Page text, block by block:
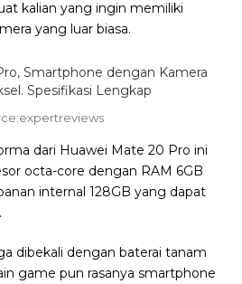
kalian yang ingin memiliki
yang luar biasa.
dari Huawei Mate 20 Pro ini
octa-core dengan RAM 6GB
internal 128GB yang dapat
dibekali dengan baterai tanam
game pun rasanya smartphone